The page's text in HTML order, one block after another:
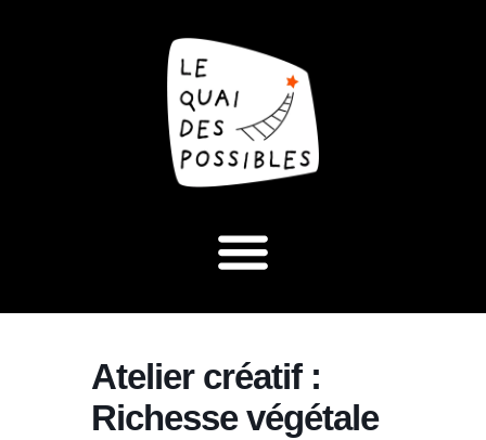
Atelier créatif :
Richesse végétale